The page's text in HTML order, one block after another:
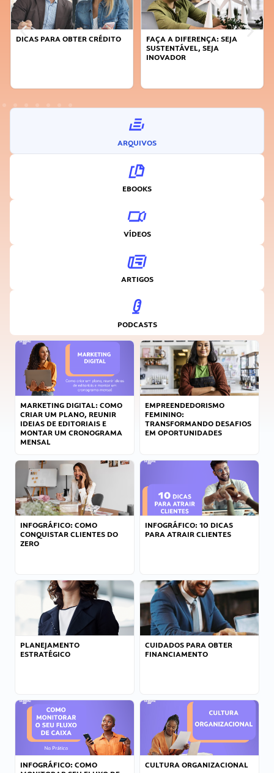
DICAS PARA OBTER CRÉDITO
FAÇA A DIFERENÇA: SEJA
SUSTENTÁVEL, SEJA
INOVADOR
ARQUIVOS
EBOOKS
VÍDEOS
ARTIGOS
PODCASTS
MARKETING DIGITAL: COMO
CRIAR UM PLANO, REUNIR
IDEIAS DE EDITORIAIS E
MONTAR UM CRONOGRAMA
MENSAL
EMPREENDEDORISMO
FEMININO:
TRANSFORMANDO DESAFIOS
EM OPORTUNIDADES
INFOGRÁFICO: COMO
CONQUISTAR CLIENTES DO
ZERO
INFOGRÁFICO: 10 DICAS
PARA ATRAIR CLIENTES
PLANEJAMENTO
ESTRATÉGICO
CUIDADOS PARA OBTER
FINANCIAMENTO
INFOGRÁFICO: COMO
CULTURA ORGANIZACIONAL